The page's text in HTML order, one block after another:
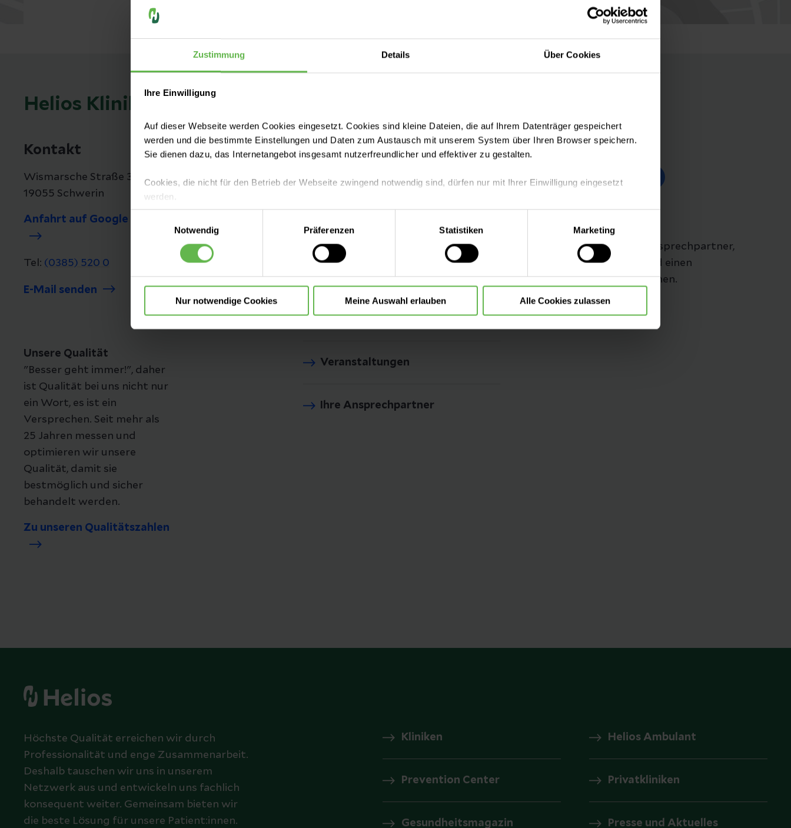
Zustimmung Details Über Cookies
Ihre Einwilligung
Auf dieser Webseite werden Cookies eingesetzt. Cookies sind kleine Dateien, die auf Ihrem Datenträger gespeichert
werden und die bestimmte Einstellungen und Daten zum Austausch mit unserem System über Ihren Browser speichern.
Sie dienen dazu, das Internetangebot insgesamt nutzerfreundlicher und effektiver zu gestalten.
Cookies, die nicht für den Betrieb der Webseite zwingend notwendig sind, dürfen nur mit Ihrer Einwilligung eingesetzt
werden.
Es steht Ihnen frei, unsere Seite mit nur den notwendigen Cookies zu benutzen, eine individuelle Auswahl hinsichtlich der
nicht notwendigen Cookies zu treffen oder durch Auswahl von „Alle Cookies akzeptieren“ in die Verwendung aller Cookies
einzuwilligen. Ihre Auswahlentscheidung können Sie jederzeit ändern oder widerrufen.
Notwendig
Präferenzen Statistiken Marketing
Nur notwendige Cookies Meine Auswahl erlauben Alle Cookies zulassen
Helios Kliniken Schwerin
Kontakt
Wismarsche Straße 393-397
19055 Schwerin
Anfahrt auf Google Maps
Tel: (0385) 520 0
E-Mail senden
Unsere Qualität
"Besser geht immer!", daher
ist Qualität bei uns nicht nur
ein Wort, es ist ein
Versprechen. Seit mehr als
25 Jahren messen und
optimieren wir unsere
Qualität, damit sie
bestmöglich und sicher
behandelt werden.
Zu unseren Qualitätszahlen
Unsere Zentren
Aufnahme & Checklisten
Zuzahlung & Kosten
Presse und Aktuelles
Veranstaltungen
Ihre Ansprechpartner
Hier finden Sie aktuelle Ansprechpartner,
Kontaktinformationen und einen
Übersichtsplan der Stationen.
Zur Übersicht
Höchste Qualität erreichen wir durch
Professionalität und enge Zusammenarbeit.
Deshalb tauschen wir uns in unserem
Netzwerk aus und entwickeln uns fachlich
konsequent weiter. Gemeinsam bieten wir
die beste Lösung für unsere Patient:innen.
Kliniken Helios Ambulant
Prevention Center Privatkliniken
Gesundheitsmagazin Presse und Aktuelles